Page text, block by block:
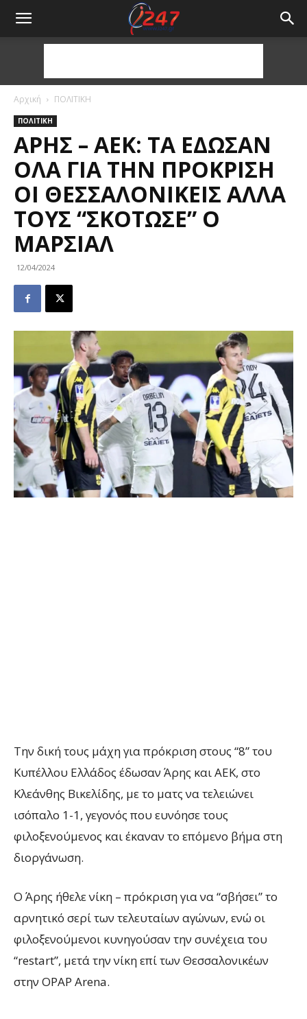
Αρχική ΠΟΛΙΤΙΚΗ
ΠΟΛΙΤΙΚΗ
ΆΡΗΣ – ΑΕΚ: ΤΑ ΈΔΩΣΑΝ
ΌΛΑ ΓΙΑ ΤΗΝ ΠΡΌΚΡΙΣΗ
ΟΙ ΘΕΣΣΑΛΟΝΙΚΕΊΣ ΑΛΛΆ
ΤΟΥΣ “ΣΚΌΤΩΣΕ” Ο
ΜΑΡΣΙΆΛ
12/04/2024
Την δική τους μάχη για πρόκριση στους “8” του
Κυπέλλου Ελλάδος έδωσαν Άρης και ΑΕΚ, στο
Κλεάνθης Βικελίδης, με το ματς να τελειώνει
ισόπαλο 1-1, γεγονός που ευνόησε τους
φιλοξενούμενος και έκαναν το επόμενο βήμα στη
διοργάνωση.
Ο Άρης ήθελε νίκη – πρόκριση για να “σβήσει” το
αρνητικό σερί των τελευταίων αγώνων, ενώ οι
φιλοξενούμενοι κυνηγούσαν την συνέχεια του
“restart”, μετά την νίκη επί των Θεσσαλονικέων
στην OPAP Arena.